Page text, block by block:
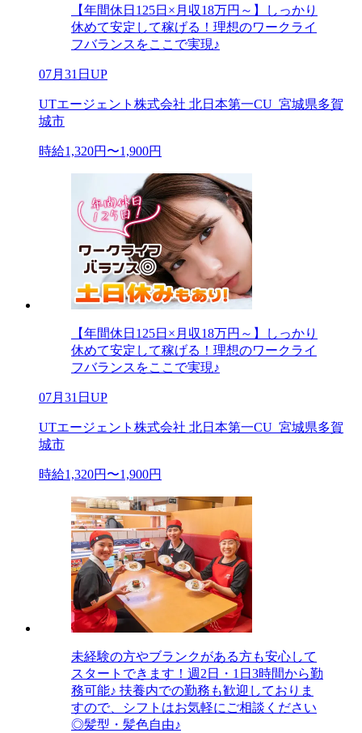
【年間休日125日×月収18万円～】しっかり
休めて安定して稼げる！理想のワークライ
フバランスをここで実現♪
07月31日UP
UTエージェント株式会社 北日本第一CU_宮城県多賀
城市
時給1,320円〜1,900円
【年間休日125日×月収18万円～】しっかり
休めて安定して稼げる！理想のワークライ
フバランスをここで実現♪
07月31日UP
UTエージェント株式会社 北日本第一CU_宮城県多賀
城市
時給1,320円〜1,900円
未経験の方やブランクがある方も安心して
スタートできます！週2日・1日3時間から勤
務可能♪ 扶養内での勤務も歓迎しておりま
すので、シフトはお気軽にご相談ください
◎髪型・髪色自由♪